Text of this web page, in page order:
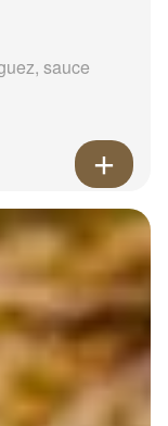
sauce